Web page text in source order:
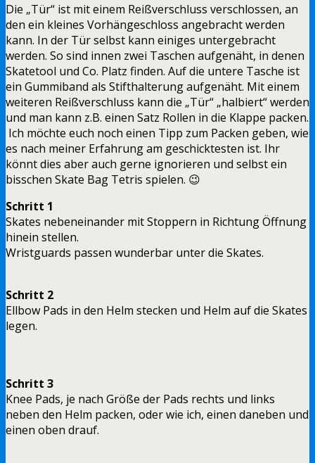
Die „Tür“ ist mit einem Reißverschluss verschlossen, an
den ein kleines Vorhängeschloss angebracht werden
kann. In der Tür selbst kann einiges untergebracht
werden. So sind innen zwei Taschen aufgenäht, in denen
Skatetool und Co. Platz finden. Auf die untere Tasche ist
ein Gummiband als Stifthalterung aufgenäht. Mit einem
weiteren Reißverschluss kann die „Tür“ „halbiert“ werden
und man kann z.B. einen Satz Rollen in die Klappe packen.
Ich möchte euch noch einen Tipp zum Packen geben, wie
es nach meiner Erfahrung am geschicktesten ist. Ihr
könnt dies aber auch gerne ignorieren und selbst ein
bisschen Skate Bag Tetris spielen. 😉
Schritt 1
Skates nebeneinander mit Stoppern in Richtung Öffnung
hinein stellen.
Wristguards passen wunderbar unter die Skates.
Schritt 2
Ellbow Pads in den Helm stecken und Helm auf die Skates
legen.
Schritt 3
Knee Pads, je nach Größe der Pads rechts und links
neben den Helm packen, oder wie ich, einen daneben und
einen oben drauf.